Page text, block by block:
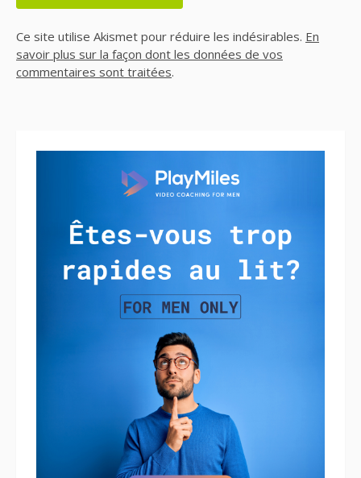
Ce site utilise Akismet pour réduire les indésirables. En
savoir plus sur la façon dont les données de vos
commentaires sont traitées.